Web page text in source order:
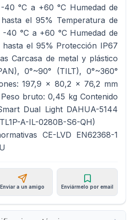
40 °C a +60 °C Humedad de
el 95% Temperatura de
-40 °C a +60 °C Humedad de
hasta el 95% Protección IP67
Carcasa de metal y plástico
0°~90° (TILT), 0°~360°
197,9 x 80,2 x 76,2 mm
bruto: 0,45 kg Contenido
Dual Light DAHUA-5144
A-IL-0280B-S6-QH)
CE-LVD EN62368-1
Enviar a un amigo Enviármelo por email